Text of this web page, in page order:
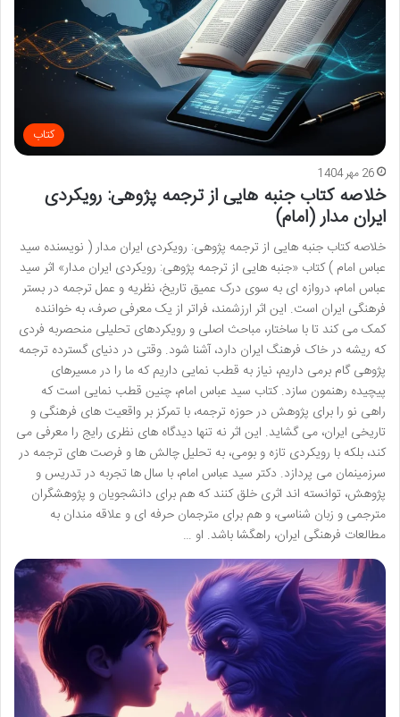
کتاب
26 مهر 1404
خلاصه کتاب جنبه هایی از ترجمه پژوهی: رویکردی
ایران مدار (امام)
خلاصه کتاب جنبه هایی از ترجمه پژوهی: رویکردی ایران مدار ( نویسنده سید
عباس امام ) کتاب «جنبه هایی از ترجمه پژوهی: رویکردی ایران مدار» اثر سید
عباس امام، دروازه ای به سوی درک عمیق تاریخ، نظریه و عمل ترجمه در بستر
فرهنگی ایران است. این اثر ارزشمند، فراتر از یک معرفی صرف، به خواننده
کمک می کند تا با ساختار، مباحث اصلی و رویکردهای تحلیلی منحصربه فردی
که ریشه در خاک فرهنگ ایران دارد، آشنا شود. وقتی در دنیای گسترده ترجمه
پژوهی گام برمی داریم، نیاز به قطب نمایی داریم که ما را در مسیرهای
پیچیده رهنمون سازد. کتاب سید عباس امام، چنین قطب نمایی است که
راهی نو را برای پژوهش در حوزه ترجمه، با تمرکز بر واقعیت های فرهنگی و
تاریخی ایران، می گشاید. این اثر نه تنها دیدگاه های نظری رایج را معرفی می
کند، بلکه با رویکردی تازه و بومی، به تحلیل چالش ها و فرصت های ترجمه در
سرزمینمان می پردازد. دکتر سید عباس امام، با سال ها تجربه در تدریس و
پژوهش، توانسته اند اثری خلق کنند که هم برای دانشجویان و پژوهشگران
مترجمی و زبان شناسی، و هم برای مترجمان حرفه ای و علاقه مندان به
مطالعات فرهنگی ایران، راهگشا باشد. او …